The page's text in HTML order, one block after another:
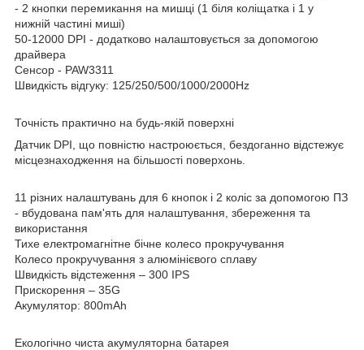
- 2 кнопки перемикання на мишці (1 біля коліщатка і 1 у
нижній частині миші)
50-12000 DPI - додатково налаштовується за допомогою
драйвера
Сенсор - PAW3311
Швидкість відгуку: 125/250/500/1000/2000Hz
Точність практично на будь-якій поверхні
Датчик DPI, що повністю настроюється, бездоганно відстежує
місцезнаходження на більшості поверхонь.
11 різних налаштувань для 6 кнопок і 2 коліс за допомогою ПЗ
- вбудована пам'ять для налаштування, збереження та
використання
Тихе електромагнітне бічне колесо прокручування
Колесо прокручування з алюмінієвого сплаву
Швидкість відстеження – 300 IPS
Прискорення – 35G
Акумулятор: 800mAh
Екологічно чиста акумуляторна батарея